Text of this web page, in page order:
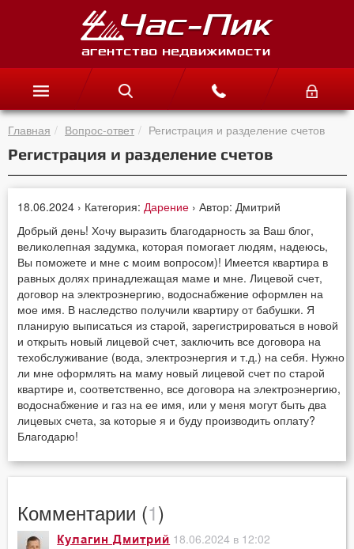
Главная Вопрос-ответ Регистрация и разделение счетов
Регистрация и разделение счетов
18.06.2024 › Категория: Дарение › Автор: Дмитрий
Добрый день! Хочу выразить благодарность за Ваш блог,
великолепная задумка, которая помогает людям, надеюсь,
Вы поможете и мне с моим вопросом)! Имеется квартира в
равных долях принадлежащая маме и мне. Лицевой счет,
договор на электроэнергию, водоснабжение оформлен на
мое имя. В наследство получили квартиру от бабушки. Я
планирую выписаться из старой, зарегистрироваться в новой
и открыть новый лицевой счет, заключить все договора на
техобслуживание (вода, электроэнергия и т.д.) на себя. Нужно
ли мне оформлять на маму новый лицевой счет по старой
квартире и, соответственно, все договора на электроэнергию,
водоснабжение и газ на ее имя, или у меня могут быть два
лицевых счета, за которые я и буду производить оплату?
Благодарю!
Комментарии (1)
Кулагин Дмитрий 18.06.2024 в 12:02